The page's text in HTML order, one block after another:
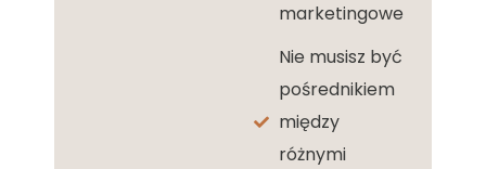
marketingowe
Nie musisz być
pośrednikiem
między
różnymi